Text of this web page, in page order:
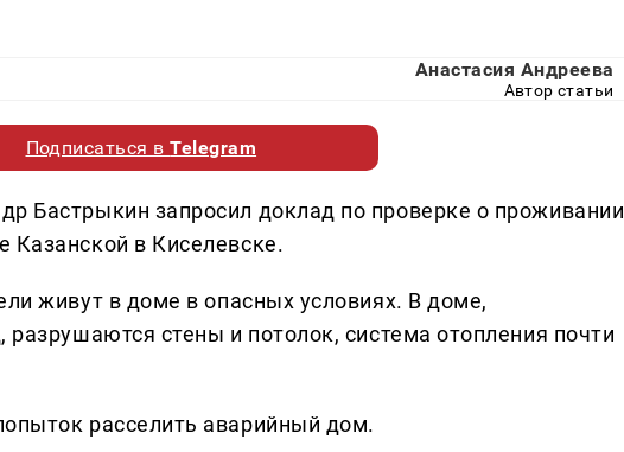
Анастасия Андреева
Автор статьи
Подписаться вTelegram
Бастрыкин запросил доклад по проверке о проживании
в Киселевске.
живут в доме в опасных условиях. В доме,
разрушаются стены и потолок, система отопления почти
расселить аварийный дом.